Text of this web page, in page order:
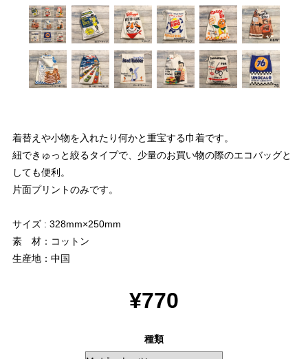
着替えや小物を入れたり何かと重宝する巾着です。
紐できゅっと絞るタイプで、少量のお買い物の際のエコバッグと
しても便利。
片面プリントのみです。
サイズ : 328mm×250mm
素 材：コットン
生産地：中国
¥770
種類